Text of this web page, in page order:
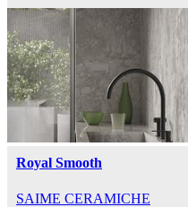
Royal Smooth
SAIME CERAMICHE